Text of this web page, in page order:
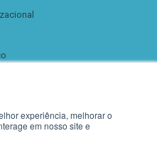
experiência, melhorar o
em nosso site e